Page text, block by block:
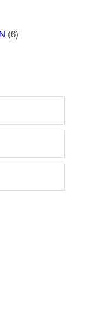
(6)